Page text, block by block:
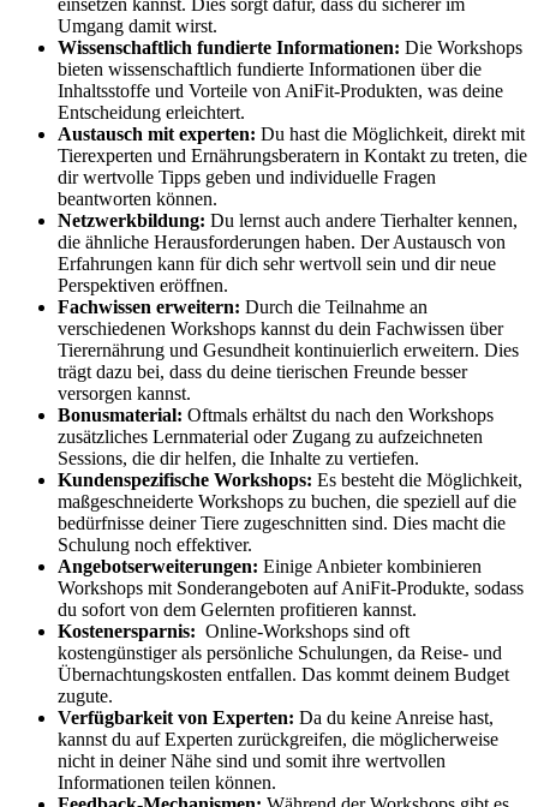
Umgang damit wirst.
Wissenschaftlich fundierte‍ Informationen: Die Workshops
bieten wissenschaftlich fundierte Informationen​ über die‌
Inhaltsstoffe und Vorteile von AniFit-Produkten,‌ was⁤ deine
Entscheidung erleichtert.
Austausch mit​ experten: Du hast die⁤ Möglichkeit, direkt mit
Tierexperten und Ernährungsberatern ⁢in Kontakt zu ⁢treten, die
dir‌ wertvolle Tipps geben und ​individuelle ‌Fragen
beantworten​ können.
Netzwerkbildung: Du lernst auch andere Tierhalter ⁤kennen, ​
die ähnliche Herausforderungen ⁢haben. Der ‍Austausch ⁢von
Erfahrungen ‍kann‍ für dich⁢ sehr wertvoll sein und dir neue
Perspektiven eröffnen.
Fachwissen erweitern: Durch die Teilnahme an
verschiedenen ‍Workshops kannst​ du dein Fachwissen über
Tierernährung und Gesundheit kontinuierlich erweitern. Dies
trägt ⁤dazu bei, ⁣dass ⁢du deine tierischen Freunde besser‍
versorgen​ kannst.
Bonusmaterial: Oftmals erhältst du nach den Workshops
zusätzliches Lernmaterial oder Zugang zu aufzeichneten⁤
Sessions, die dir helfen, die Inhalte zu vertiefen.
Kundenspezifische Workshops: Es besteht ⁤die⁤ Möglichkeit,
maßgeschneiderte‌ Workshops zu buchen, die speziell auf die
bedürfnisse deiner ⁢Tiere zugeschnitten ⁢sind. Dies⁣ macht ​die
Schulung⁣ noch‌ effektiver.
Angebotserweiterungen: ‌Einige Anbieter kombinieren
Workshops mit Sonderangeboten ​auf AniFit-Produkte, sodass
⁢du sofort von dem⁤ Gelernten profitieren kannst.
Kostenersparnis: ‍ Online-Workshops sind ‍oft
kostengünstiger als persönliche Schulungen, da ⁣Reise- und
Übernachtungskosten entfallen. Das kommt deinem⁤ Budget⁤
zugute.
Verfügbarkeit von Experten: Da du keine Anreise hast,
kannst du auf ⁢Experten zurückgreifen, die​ möglicherweise
nicht⁢ in deiner Nähe sind und somit ihre wertvollen
Informationen‌ teilen‌ können.